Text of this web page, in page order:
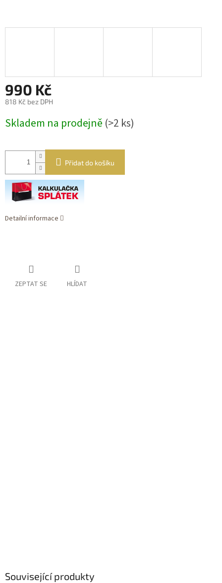
990 Kč
818 Kč bez DPH
cena:
Skladem na prodejně (>2 ks)
Přidat do košíku
Detailní informace
ZEPTAT SE HLÍDAT
Související produkty